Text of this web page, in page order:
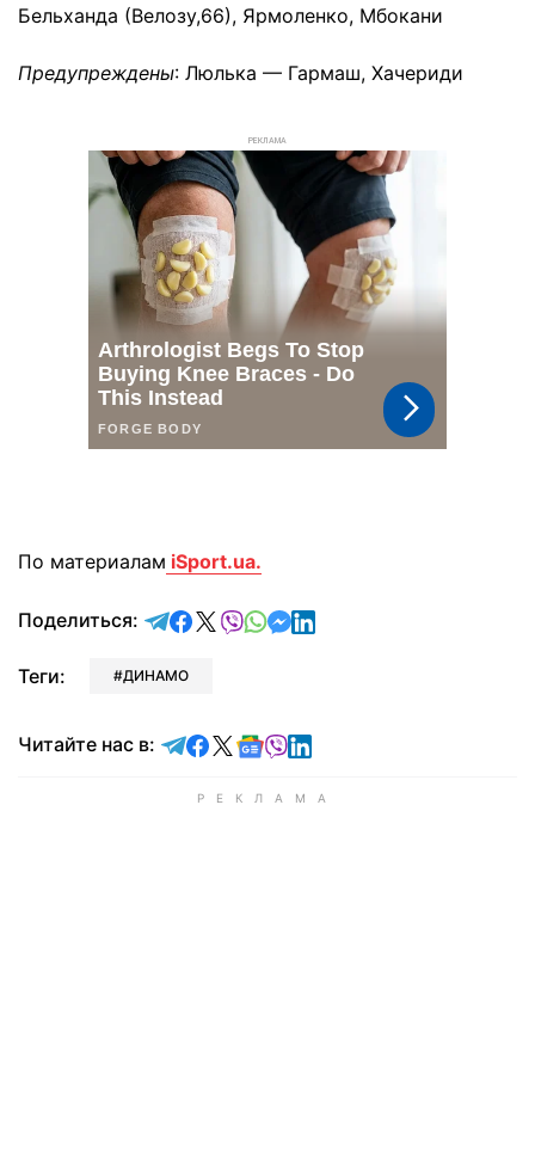
Бельханда (Велозу,66), Ярмоленко, Мбокани
Предупреждены: Люлька — Гармаш, Хачериди
РЕКЛАМА
По материалам iSport.ua.
Поделиться: отправить в Telegram
поделиться в Facebook
поделиться в X
отправить в Viber
отправить в Whatsapp
отправить в Messenger
отправить в LinkedIn
Теги: ДИНАМО
Читайте нас в: Читайте в Telegram
Читайте в Facebook
Читайте в X
Читайте в Google news
Читайте в Viber
Читайте в LinkedIn